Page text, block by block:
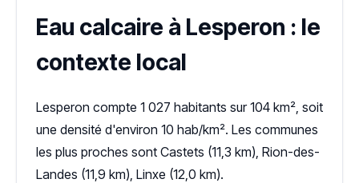
Eau calcaire à Lesperon : le
contexte local
Lesperon compte 1 027 habitants sur 104 km², soit
une densité d'environ 10 hab/km². Les communes
les plus proches sont Castets (11,3 km), Rion-des-
Landes (11,9 km), Linxe (12,0 km).